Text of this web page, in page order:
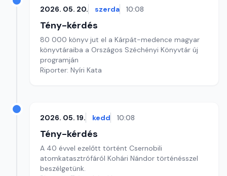
2026. 05. 20. szerda 10:08
Tény-kérdés
80 000 könyv jut el a Kárpát-medence magyar
könyvtáraiba a Országos Széchényi Könyvtár új
programján
Riporter: Nyíri Kata
2026. 05. 19. kedd 10:08
Tény-kérdés
A 40 évvel ezelőtt történt Csernobili
atomkatasztrófáról Kohári Nándor történésszel
beszélgetünk.